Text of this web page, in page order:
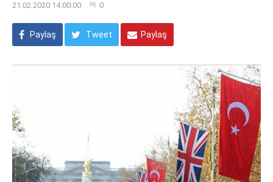
21.02.2020 14:00:00 0
Paylaş Tweet Paylaş